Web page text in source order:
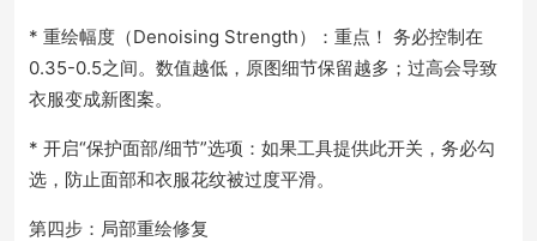
* 重绘幅度（Denoising Strength）：重点！ 务必控制在
0.35-0.5之间。数值越低，原图细节保留越多；过高会导致
衣服变成新图案。
* 开启“保护面部/细节”选项：如果工具提供此开关，务必勾
选，防止面部和衣服花纹被过度平滑。
第四步：局部重绘修复